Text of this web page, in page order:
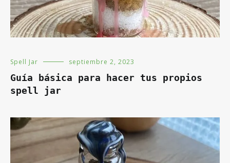
Spell Jar septiembre 2, 2023
Guía básica para hacer tus propios
spell jar